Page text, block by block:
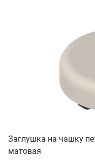
Заглушка на чашку
матовая